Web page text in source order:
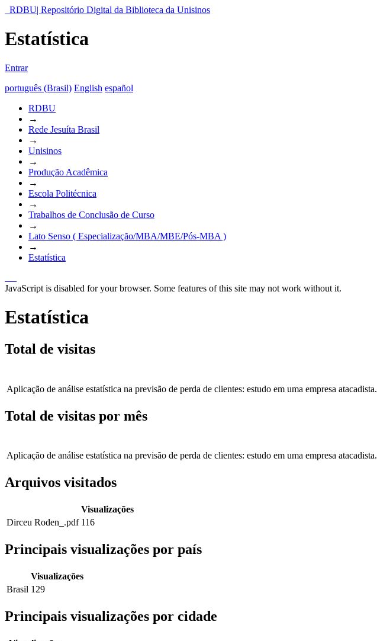
RDBU| Repositório Digital da Biblioteca da Unisinos
Estatística
Entrar
português (Brasil) English español
RDBU
→
Rede Jesuíta Brasil
→
Unisinos
→
Produção Acadêmica
→
Escola Politécnica
→
Trabalhos de Conclusão de Curso
→
Lato Senso ( Especialização/MBA/MBE/Pós-MBA )
→
Estatística
JavaScript is disabled for your browser. Some features of this site may not work without it.
Estatística
Total de visitas
Aplicação de análise estatística na previsão de perda de clientes: estudo em uma empresa atacadista.
Total de visitas por mês
Aplicação de análise estatística na previsão de perda de clientes: estudo em uma empresa atacadista.
Arquivos visitados
Visualizações
Dirceu Roden_.pdf 116
Principais visualizações por país
Visualizações
Brasil 129
Principais visualizações por cidade